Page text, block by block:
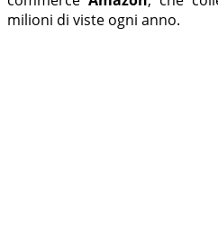
milioni di viste ogni anno.